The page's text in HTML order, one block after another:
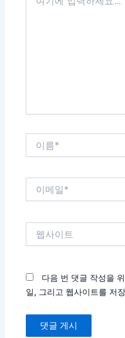
다음 번 댓글 작성을
일, 그리고 웹사이트를 저